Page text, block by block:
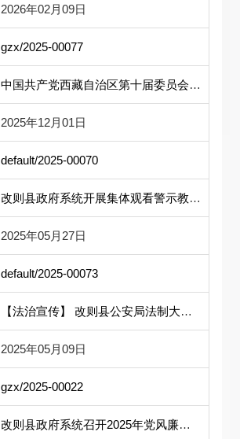
2026年02月09日
gzx/2025-00077
中国共产党西藏自治区第十届委员会第九 ...
2025年12月01日
default/2025-00070
改则县政府系统开展集体观看警示教育片活动
2025年05月27日
default/2025-00073
【法治宣传】 改则县公安局法制大队进校...
2025年05月09日
gzx/2025-00022
改则县政府系统召开2025年党风廉政建设 ...